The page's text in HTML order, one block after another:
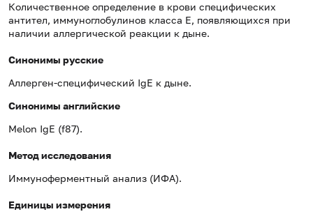
Количественное определение в крови специфических
антител, иммуноглобулинов класса E, появляющихся при
наличии аллергической реакции к дыне.
Синонимы русские
Аллерген-специфический IgE к дыне.
Синонимы английские
Melon IgE (f87).
Метод исследования
Иммуноферментный анализ (ИФА).
Единицы измерения